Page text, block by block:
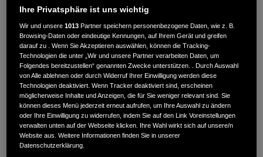
ZILLINGER
KOMMUNAL- UND
GARTENTECHNIK
Spitalhofstr. 102,94032
Ihre Privatsphäre ist uns wichtig
Wir und unsere1013 Partner speichern personenbezogene Daten, wie z. B.
Browsing-Daten oder eindeutige Kennungen, auf Ihrem Gerät und greifen
darauf zu . Wenn Sie Akzeptieren auswählen, können die Tracking-
Technologien die unter „Wir und unsere Partner verarbeiten Daten, um
Folgendes bereitzustellen“ genannten Zwecke unterstützen. . Durch Auswahl
von Alle ablehnen oder durch Widerruf Ihrer Einwilligung werden diese
Technologien deaktiviert. Wenn Tracker deaktiviert sind, erscheinen
möglicherweise Inhalte und Anzeigen, die für Sie weniger relevant sind. Sie
können dieses Menü jederzeit erneut aufrufen, um Ihre Auswahl zu ändern
oder Ihre Einwilligung zu widerrufen, indem Sie auf den Link Voreinstellungen
verwalten unten auf der Webseite klicken. Ihre Wahl wirkt sich auf unsere/n
Website aus. Weitere Informationen finden Sie in unserer
Datenschutzerklärung.